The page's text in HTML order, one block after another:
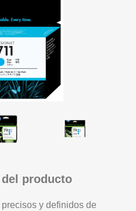
producto
y definidos de